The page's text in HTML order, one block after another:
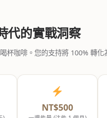
代的實戰洞察
杯咖啡。您的支持將 100% 轉
NT$500